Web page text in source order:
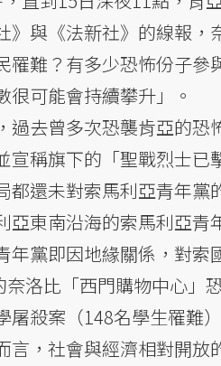
》與《法新社》的線報
罹難？有多少恐怖份子
很可能會持續攀升」。
過去曾多次恐襲肯亞的
宣稱旗下的「聖戰烈士
都還未對索馬利亞青年黨
亞東南沿海的索馬利亞
年黨即因地緣關係，對
奈洛比「西門購物中心」
屠殺案（148名學生罹難
言，社會與經濟相對開